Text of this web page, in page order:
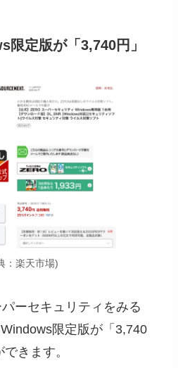
定版が「3,740円」
：楽天市場)
ーセキュリティをみる
限定版が「3,740
きます。